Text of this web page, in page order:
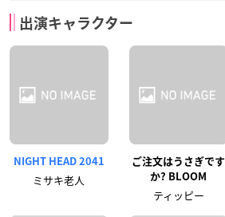
出演キャラクター
NIGHT HEAD 2041
ミサキ老人
ご注文はうさぎです
か? BLOOM
ティッピー